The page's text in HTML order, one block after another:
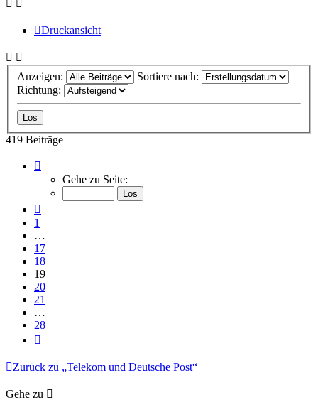
Druckansicht
Anzeigen:
Sortiere nach:
Richtung:
419 Beiträge
19
von
Gehe zu Seite:
1
…
17
18
19
20
21
…
28
Zurück zu „Telekom und Deutsche Post“
Gehe zu